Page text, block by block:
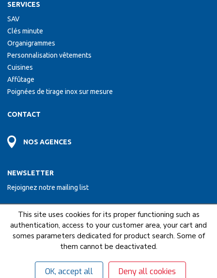
SERVICES
SAV
Clés minute
Organigrammes
Personnalisation vêtements
Cuisines
Affûtage
Poignées de tirage inox sur mesure
CONTACT
NOS AGENCES
NEWSLETTER
Rejoignez notre mailing list
ENVOYER
NOUS FAISONS PARTIE DU RESEAU COFAQ
Mentions légales C.G.U
This site uses cookies for its proper functioning such as
authentication, access to your customer area, your cart and
somes parameters dedicated for product search. Some of
them cannot be deactivated.
OK, accept all Deny all cookies